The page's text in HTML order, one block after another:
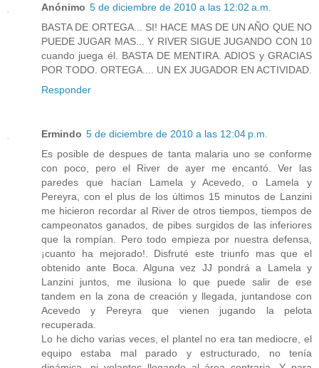
Anónimo 5 de diciembre de 2010 a las 12:02 a.m.
BASTA DE ORTEGA... SI! HACE MAS DE UN AÑO QUE NO
PUEDE JUGAR MAS... Y RIVER SIGUE JUGANDO CON 10
cuando juega él. BASTA DE MENTIRA. ADIOS y GRACIAS
POR TODO. ORTEGA.... UN EX JUGADOR EN ACTIVIDAD.
Responder
Ermindo 5 de diciembre de 2010 a las 12:04 p.m.
Es posible de despues de tanta malaria uno se conforme
con poco, pero el River de ayer me encantó. Ver las
paredes que hacían Lamela y Acevedo, o Lamela y
Pereyra, con el plus de los últimos 15 minutos de Lanzini
me hicieron recordar al River de otros tiempos, tiempos de
campeonatos ganados, de pibes surgidos de las inferiores
que la rompían. Pero todo empieza por nuestra defensa,
¡cuanto ha mejorado!. Disfruté este triunfo mas que el
obtenido ante Boca. Alguna vez JJ pondrá a Lamela y
Lanzini juntos, me ilusiona lo que puede salir de ese
tandem en la zona de creación y llegada, juntandose con
Acevedo y Pereyra que vienen jugando la pelota
recuperada.
Lo he dicho varias veces, el plantel no era tan mediocre, el
equipo estaba mal parado y estructurado, no tenía